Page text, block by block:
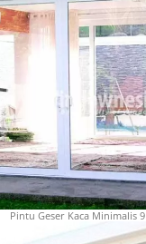
Pintu Geser Kaca Minimalis 9